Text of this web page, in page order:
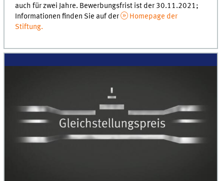
auch für zwei Jahre. Bewerbungsfrist ist der 30.11.2021;
Informationen finden Sie auf der
Homepage der
Stiftung.